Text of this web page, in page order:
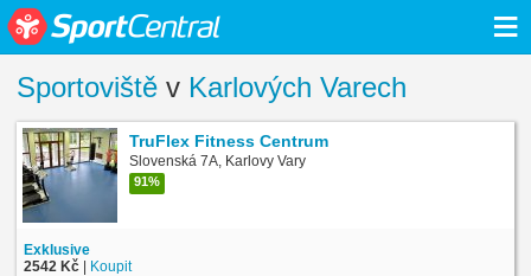
≡
Sportoviště v Karlových Varech
TruFlex Fitness Centrum
Slovenská 7A, Karlovy Vary
91%
Exklusive
2542 Kč | Koupit